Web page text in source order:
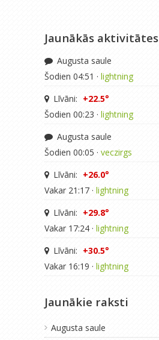
Jaunākās aktivitātes
Augusta saule
Šodien 04:51 · lightning
Līvāni: +22.5°
Šodien 00:23 · lightning
Augusta saule
Šodien 00:05 · veczirgs
Līvāni: +26.0°
Vakar 21:17 · lightning
Līvāni: +29.8°
Vakar 17:24 · lightning
Līvāni: +30.5°
Vakar 16:19 · lightning
Jaunākie raksti
Augusta saule